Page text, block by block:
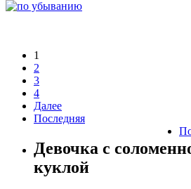
1
2
3
4
Далее
Последняя
Девочка с
куклой